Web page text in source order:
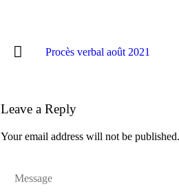
Procès verbal août 2021
Leave a Reply
Your email address will not be published.